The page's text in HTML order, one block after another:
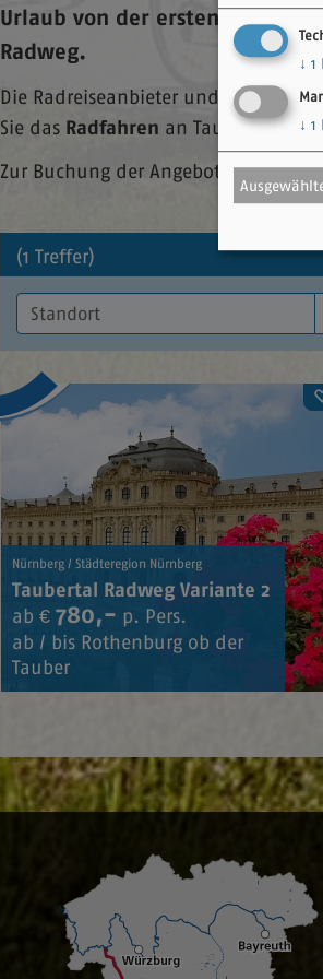
Urlaub von der ersten Minute
Radweg.
Die Radreiseanbieter und
Sie das Radfahren an Tauber und
Zur Buchung der Angebote
(1 Treffer)
Nürnberg / Städteregion Nürnberg
Taubertal Radweg Variante 2
ab € 780,- p. Pers.
ab / bis Rothenburg ob der
Tauber
↓ 1
↓ 1